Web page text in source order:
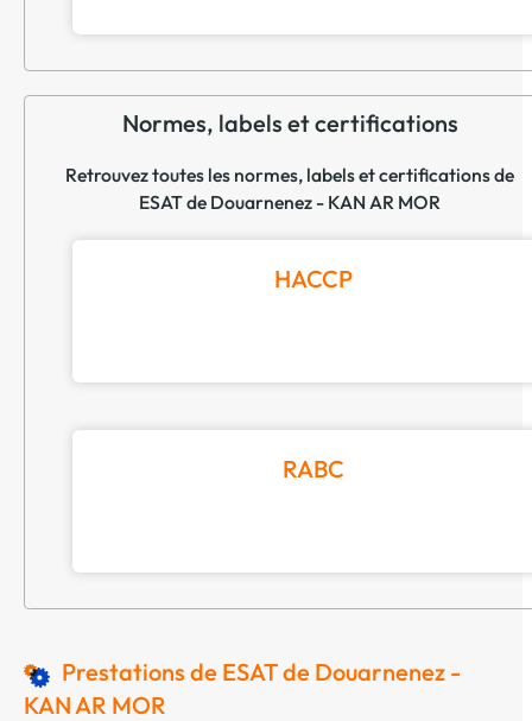
Normes, labels et certifications
Retrouvez toutes les normes, labels et certifications de
ESAT de Douarnenez - KAN AR MOR
HACCP
RABC
Prestations de ESAT de Douarnenez -
KAN AR MOR